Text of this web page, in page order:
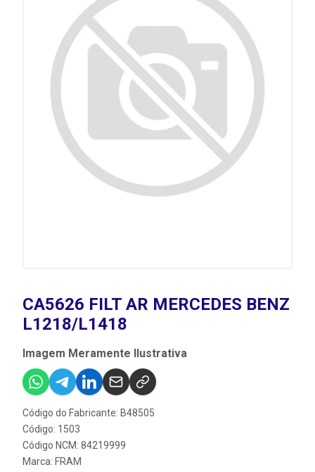
CA5626 FILT AR MERCEDES BENZ
L1218/L1418
Imagem Meramente Ilustrativa
Código do Fabricante: B48505
Código: 1503
Código NCM: 84219999
Marca: FRAM